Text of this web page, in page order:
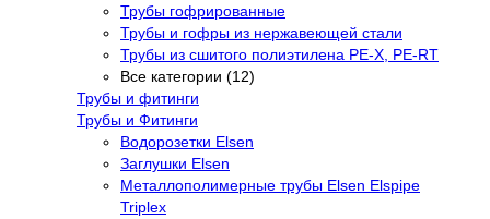
Трубы гофрированные
Трубы и гофры из нержавеющей стали
Трубы из сшитого полиэтилена PE-X, PE-RT
Все категории (12)
Трубы и фитинги
Трубы и Фитинги
Водорозетки Elsen
Заглушки Elsen
Металлополимерные трубы Elsen Elspipe
Triplex